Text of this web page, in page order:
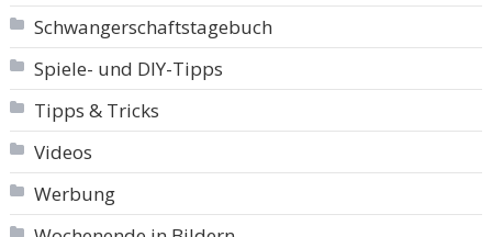
Schwangerschaftstagebuch
Spiele- und DIY-Tipps
Tipps & Tricks
Videos
Werbung